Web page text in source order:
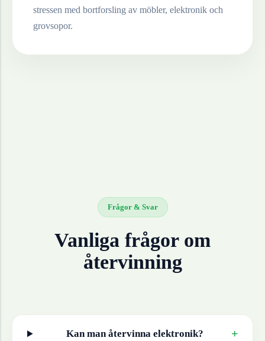
stressen med bortforsling av möbler, elektronik och
grovsopor.
Frågor & Svar
Vanliga frågor om
återvinning
Kan man återvinna elektronik? +